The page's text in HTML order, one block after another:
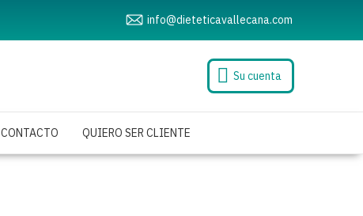
info@dieteticavallecana.com
Su cuenta
CONTACTO QUIERO SER CLIENTE